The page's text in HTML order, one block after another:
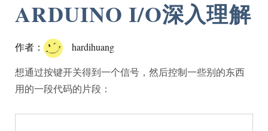
ARDUINO I/O深入理解
作者： hardihuang
想通过按键开关得到一个信号，然后控制一些别的东西
用的一段代码的片段：